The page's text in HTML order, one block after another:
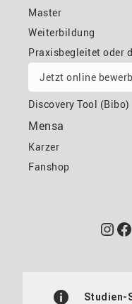
Master
Weiterbildung
Praxisbegleitet oder
Jetzt online
Discovery Tool (Bibo)
Mensa
Karzer
Fanshop
Studien-